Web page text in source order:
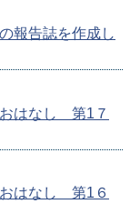
報告誌を作成し
おはなし 第1７
おはなし 第1６